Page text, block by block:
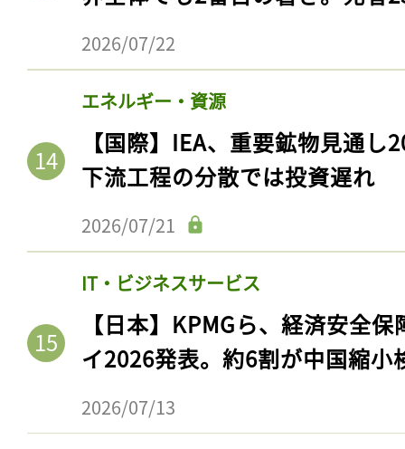
2026/07/22
エネルギー・資源
【国際】IEA、重要鉱物見通
下流工程の分散では投資遅れ
2026/07/21
IT・ビジネスサービス
【日本】KPMGら、経済安全
イ2026発表。約6割が中国縮小
2026/07/13
記事をお気に入りに